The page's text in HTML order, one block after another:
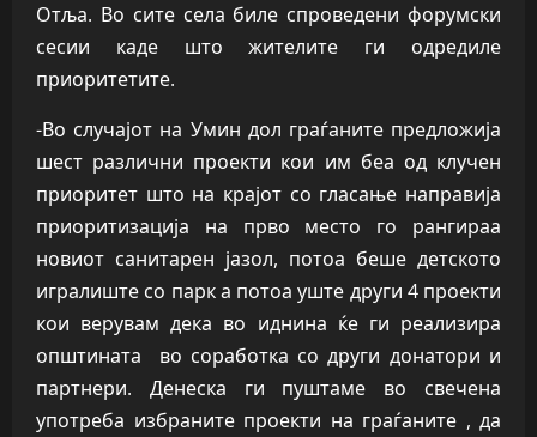
Отља. Во сите села биле спроведени форумски
сесии каде што жителите ги одредиле
приоритетите.
-Во случајот на Умин дол граѓаните предложија
шест различни проекти кои им беа од клучен
приоритет што на крајот со гласање направија
приоритизација на прво место го рангираа
новиот санитарен јазол, потоа беше детското
игралиште со парк а потоа уште други 4 проекти
кои верувам дека во иднина ќе ги реализира
општината во соработка со други донатори и
партнери. Денеска ги пуштаме во свечена
употреба избраните проекти на граѓаните , да